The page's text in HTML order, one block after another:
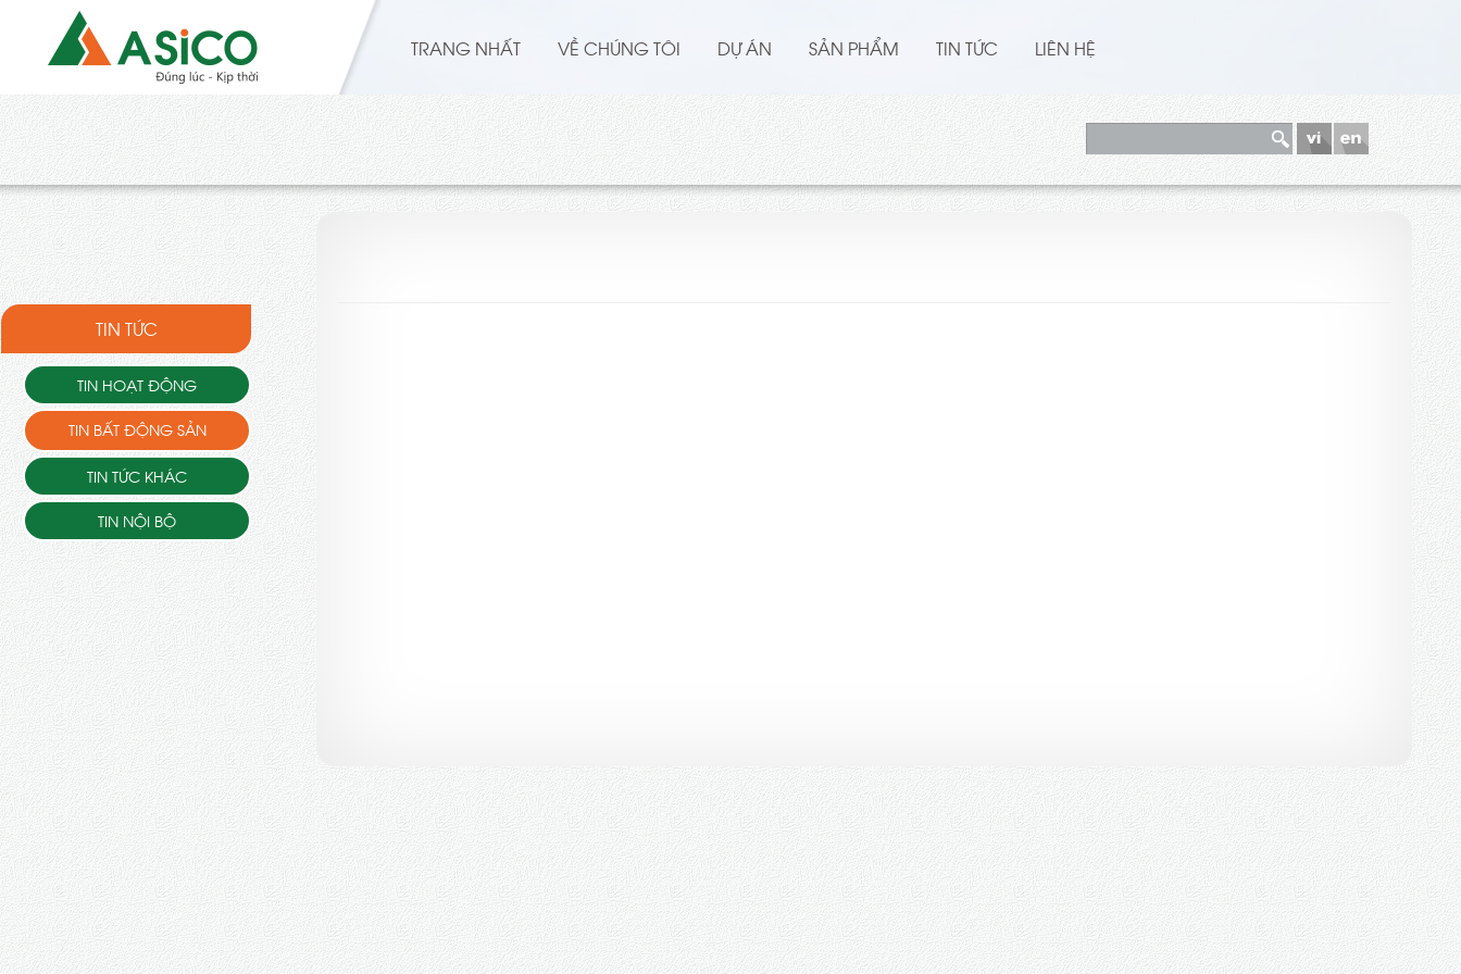
TRANG NHẤT VỀ CHÚNG TÔI DỰ ÁN SẢN PHẨM TIN TỨC LIÊN HỆ
TIN TỨC
TIN HOẠT ĐỘNG
TIN BẤT ĐỘNG SẢN
TIN TỨC KHÁC
TIN NỘI BỘ